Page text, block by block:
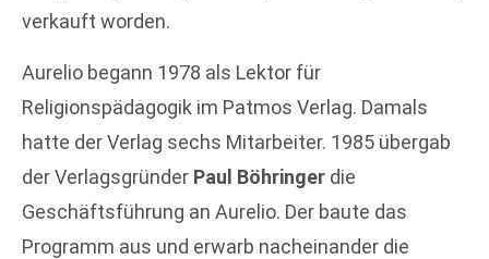
verkauft worden.
Aurelio begann 1978 als Lektor für
Religionspädagogik im Patmos Verlag. Damals
hatte der Verlag sechs Mitarbeiter. 1985 übergab
der Verlagsgründer Paul Böhringer die
Geschäftsführung an Aurelio. Der baute das
Programm aus und erwarb nacheinander die